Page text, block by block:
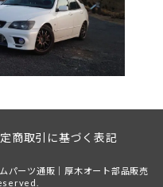
商取引に基づく表記
パーツ通販｜厚木オート部品販売